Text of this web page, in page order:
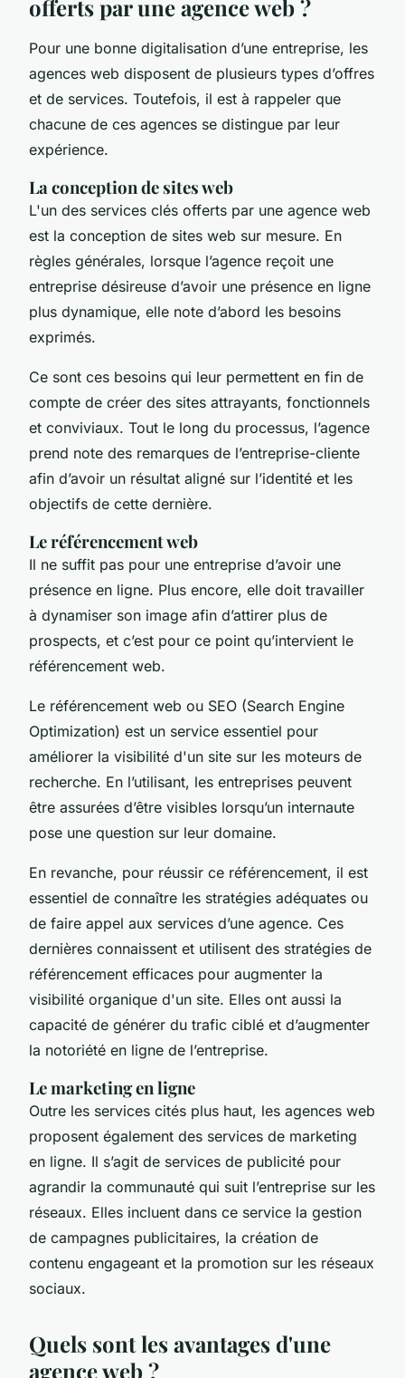
offerts par une agence web ?
Pour une bonne digitalisation d’une entreprise, les
agences web disposent de plusieurs types d’offres
et de services. Toutefois, il est à rappeler que
chacune de ces agences se distingue par leur
expérience.
La conception de sites web
L'un des services clés offerts par une agence web
est la conception de sites web sur mesure. En
règles générales, lorsque l’agence reçoit une
entreprise désireuse d’avoir une présence en ligne
plus dynamique, elle note d’abord les besoins
exprimés.
Ce sont ces besoins qui leur permettent en fin de
compte de créer des sites attrayants, fonctionnels
et conviviaux. Tout le long du processus, l’agence
prend note des remarques de l’entreprise-cliente
afin d’avoir un résultat aligné sur l’identité et les
objectifs de cette dernière.
Le référencement web
Il ne suffit pas pour une entreprise d’avoir une
présence en ligne. Plus encore, elle doit travailler
à dynamiser son image afin d’attirer plus de
prospects, et c’est pour ce point qu’intervient le
référencement web.
Le référencement web ou SEO (Search Engine
Optimization) est un service essentiel pour
améliorer la visibilité d'un site sur les moteurs de
recherche. En l’utilisant, les entreprises peuvent
être assurées d’être visibles lorsqu’un internaute
pose une question sur leur domaine.
En revanche, pour réussir ce référencement, il est
essentiel de connaître les stratégies adéquates ou
de faire appel aux services d’une agence. Ces
dernières connaissent et utilisent des stratégies de
référencement efficaces pour augmenter la
visibilité organique d'un site. Elles ont aussi la
capacité de générer du trafic ciblé et d’augmenter
la notoriété en ligne de l’entreprise.
Le marketing en ligne
Outre les services cités plus haut, les agences web
proposent également des services de marketing
en ligne. Il s’agit de services de publicité pour
agrandir la communauté qui suit l’entreprise sur les
réseaux. Elles incluent dans ce service la gestion
de campagnes publicitaires, la création de
contenu engageant et la promotion sur les réseaux
sociaux.
Quels sont les avantages d'une
agence web ?